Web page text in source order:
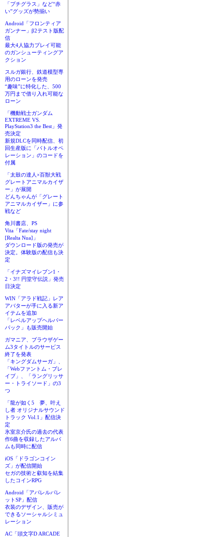
「プチグラス」など“赤
い”グッズが勢揃い
Android「フロンティア
ガンナー」β2テスト版配
信
最大4人協力プレイ可能
のガンシューティングア
クション
スルガ銀行、鉄道模型専
用のローンを発売
“趣味”に特化した、500
万円まで借り入れ可能な
ローン
「機動戦士ガンダム
EXTREME VS.
PlayStation3 the Best」発
売決定
新規DLCを同時配信、初
回生産版に「バトルオペ
レーション」のコードを
付属
「太鼓の達人×百獣大戦
グレートアニマルカイザ
ー」が展開
どんちゃんが「グレート
アニマルカイザー」に参
戦など
角川書店、PS
Vita「Fate/stay night
[Realta Nua]」
ダウンロード版の発売が
決定。体験版の配信も決
定
「イナズマイレブン1・
2・3!! 円堂守伝説」発売
日決定
WIN「アラド戦記」レア
アバターが手に入る新ア
イテムを追加
「レベルアップヘルパー
パック」も販売開始
ガマニア、ブラウザゲー
ム3タイトルのサービス
終了を発表
「キングダムサーガ」、
「Webファントム・ブレ
イブ」、「ラングリッサ
ー・トライソード」の3
つ
「龍が如く5 夢、叶え
し者 オリジナルサウンド
トラック Vol.1」配信決
定
氷室京介氏の過去の代表
作6曲を収録したアルバ
ムも同時に配信
iOS「ドラゴンコイン
ズ」が配信開始
セガの技術と叡知を結集
したコインRPG
Android「アパレルパレ
ットSP」配信
衣装のデザイン、販売が
できるソーシャルシミュ
レーション
AC「頭文字D ARCADE